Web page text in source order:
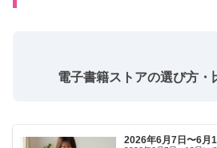
電子書籍ストアの選び方・
2026年6月7日〜6月